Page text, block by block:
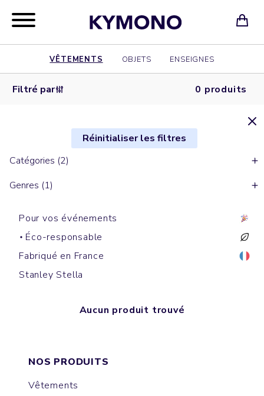
VÊTEMENTS OBJETS ENSEIGNES
Filtré par 0 produits
Réinitialiser les filtres
Catégories (2)
Genres (1)
Pour vos événements
Éco-responsable
Fabriqué en France
Stanley Stella
Aucun produit trouvé
NOS PRODUITS
Vêtements